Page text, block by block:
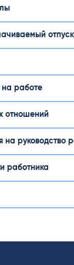
отпуск
на работе
отношений
на руководство
работника